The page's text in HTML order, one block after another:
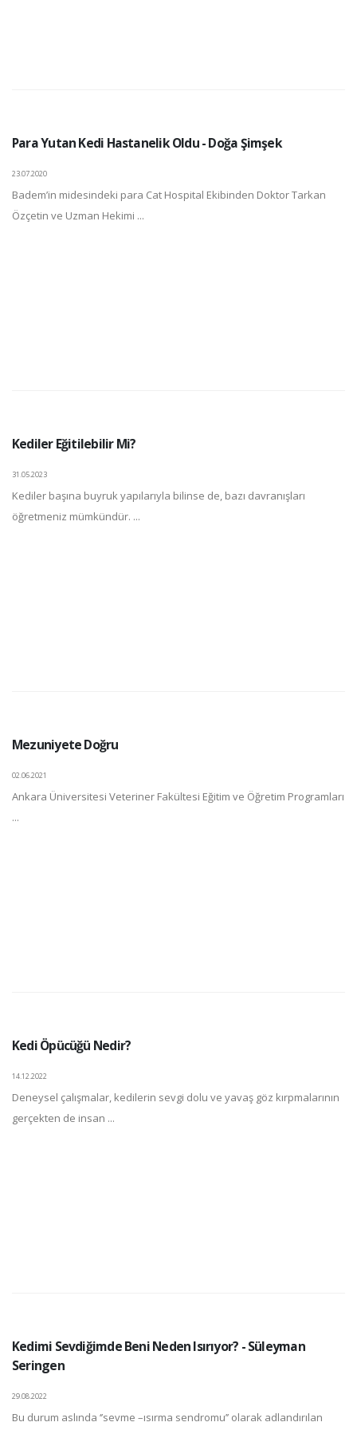
Para Yutan Kedi Hastanelik Oldu - Doğa Şimşek
23.07.2020
Badem’in midesindeki para Cat Hospital Ekibinden Doktor Tarkan
Özçetin ve Uzman Hekimi ...
Kediler Eğitilebilir Mi?
31.05.2023
Kediler başına buyruk yapılarıyla bilinse de, bazı davranışları
öğretmeniz mümkündür. ...
Mezuniyete Doğru
02.06.2021
Ankara Üniversitesi Veteriner Fakültesi Eğitim ve Öğretim Programları
...
Kedi Öpücüğü Nedir?
14.12.2022
Deneysel çalışmalar, kedilerin sevgi dolu ve yavaş göz kırpmalarının
gerçekten de insan ...
Kedimi Sevdiğimde Beni Neden Isırıyor? - Süleyman
Seringen
29.08.2022
Bu durum aslında ‘’sevme –ısırma sendromu’’ olarak adlandırılan